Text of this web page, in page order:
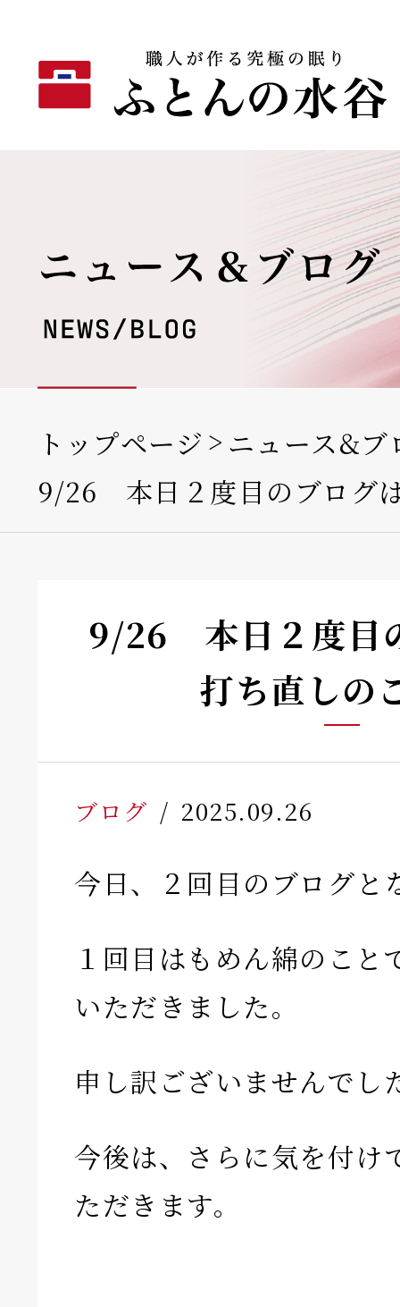
トップページ
ニュース&ブ
9/26 本日２度目のブロ
9/26 本日２度目
打ち直しの
ブログ 2025.09.26
今日、２回目のブログと
１回目はもめん綿のこと
いただきました。
申し訳ございませんでし
今後は、さらに気を付け
ただきます。